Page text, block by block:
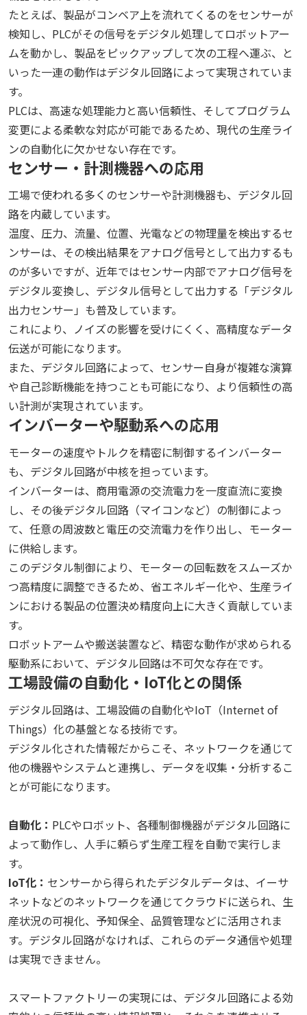
たとえば、製品がコンベア上を流れてくるのをセンサーが
検知し、PLCがその信号をデジタル処理してロボットアー
ムを動かし、製品をピックアップして次の工程へ運ぶ、と
いった一連の動作はデジタル回路によって実現されていま
す。
PLCは、高速な処理能力と高い信頼性、そしてプログラム
変更による柔軟な対応が可能であるため、現代の生産ライ
ンの自動化に欠かせない存在です。
センサー・計測機器への応用
工場で使われる多くのセンサーや計測機器も、デジタル回
路を内蔵しています。
温度、圧力、流量、位置、光電などの物理量を検出するセ
ンサーは、その検出結果をアナログ信号として出力するも
のが多いですが、近年ではセンサー内部でアナログ信号を
デジタル変換し、デジタル信号として出力する「デジタル
出力センサー」も普及しています。
これにより、ノイズの影響を受けにくく、高精度なデータ
伝送が可能になります。
また、デジタル回路によって、センサー自身が複雑な演算
や自己診断機能を持つことも可能になり、より信頼性の高
い計測が実現されています。
インバーターや駆動系への応用
モーターの速度やトルクを精密に制御するインバーター
も、デジタル回路が中核を担っています。
インバーターは、商用電源の交流電力を一度直流に変換
し、その後デジタル回路（マイコンなど）の制御によっ
て、任意の周波数と電圧の交流電力を作り出し、モーター
に供給します。
このデジタル制御により、モーターの回転数をスムーズか
つ高精度に調整できるため、省エネルギー化や、生産ライ
ンにおける製品の位置決め精度向上に大きく貢献していま
す。
ロボットアームや搬送装置など、精密な動作が求められる
駆動系において、デジタル回路は不可欠な存在です。
工場設備の自動化・IoT化との関係
デジタル回路は、工場設備の自動化やIoT（Internet of
Things）化の基盤となる技術です。
デジタル化された情報だからこそ、ネットワークを通じて
他の機器やシステムと連携し、データを収集・分析するこ
とが可能になります。
自動化： PLCやロボット、各種制御機器がデジタル回路に
よって動作し、人手に頼らず生産工程を自動で実行しま
す。
IoT化： センサーから得られたデジタルデータは、イーサ
ネットなどのネットワークを通じてクラウドに送られ、生
産状況の可視化、予知保全、品質管理などに活用されま
す。デジタル回路がなければ、これらのデータ通信や処理
は実現できません。
スマートファクトリーの実現には、デジタル回路による効